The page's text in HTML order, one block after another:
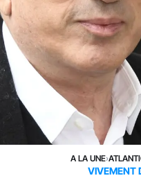
A LA UNE›
VIVEMENT